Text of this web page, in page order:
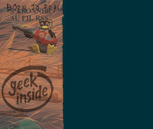
S'ABONNER
AU FIL RSS